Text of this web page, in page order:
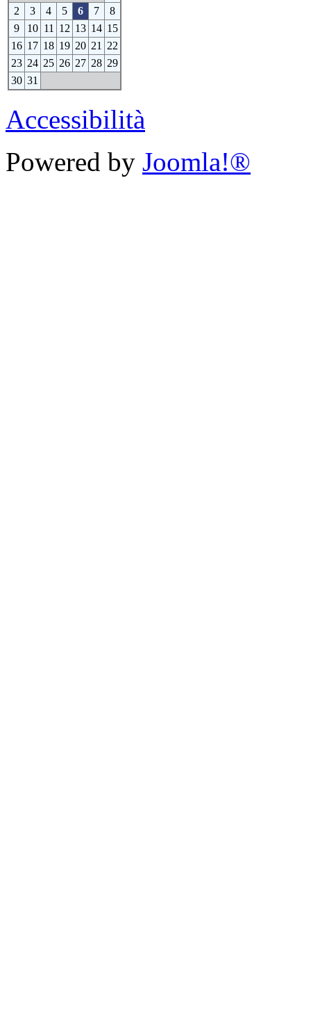
2 3 4 5 6 7
8
9
10 11 12 13 14 15
16 17 18 19 20 21
22
23 24 25 26 27 28 29
30 31
Accessibilità
Powered by Joomla!®